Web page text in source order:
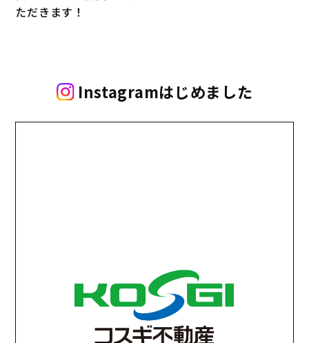
ただきます！
Instagramはじめました